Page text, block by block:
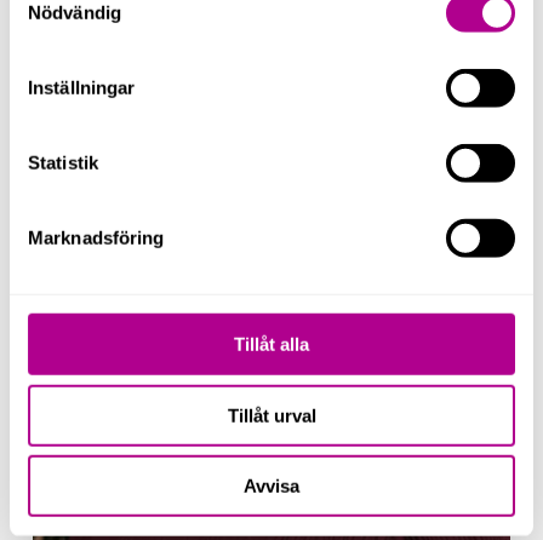
Nödvändig
Inställningar
Statistik
Marknadsföring
Tillåt alla
Tillåt urval
Avvisa